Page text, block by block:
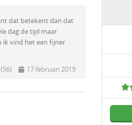
dat betekent dan dat
dag de tijd maar
ik vind het een fijner
17 februari 2019